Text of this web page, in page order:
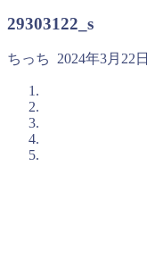
29303122_s
ちっち 2024年3月22日